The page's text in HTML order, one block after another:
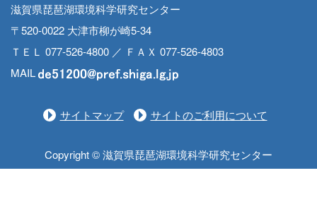
滋賀県琵琶湖環境科学研究センター
〒520-0022 大津市柳が崎5-34
ＴＥＬ 077-526-4800 ／ ＦＡＸ 077-526-4803
MAIL
サイトマップ サイトのご利用について
Copyright © 滋賀県琵琶湖環境科学研究センター